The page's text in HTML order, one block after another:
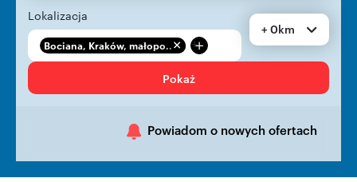
Lokalizacja
Bociana, Kraków, małopo... +
+ 0km
Pokaż
Powiadom o nowych ofertach